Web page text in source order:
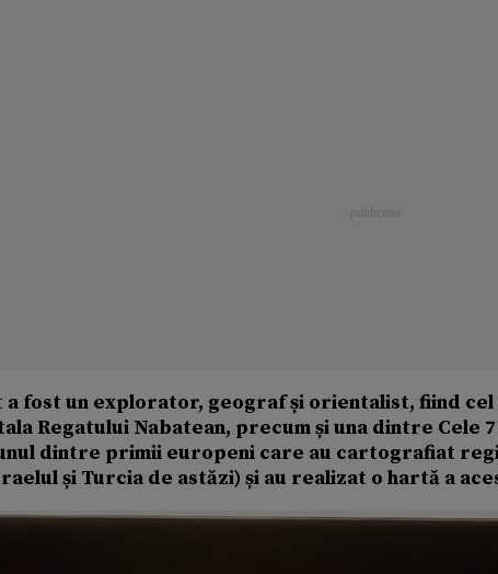
a fost un explorator, geograf și orientalist, fiind
Regatului Nabatean, precum și una dintre Cele
dintre primii europeni care au cartografiat
și Turcia de astăzi) și au realizat o hartă a